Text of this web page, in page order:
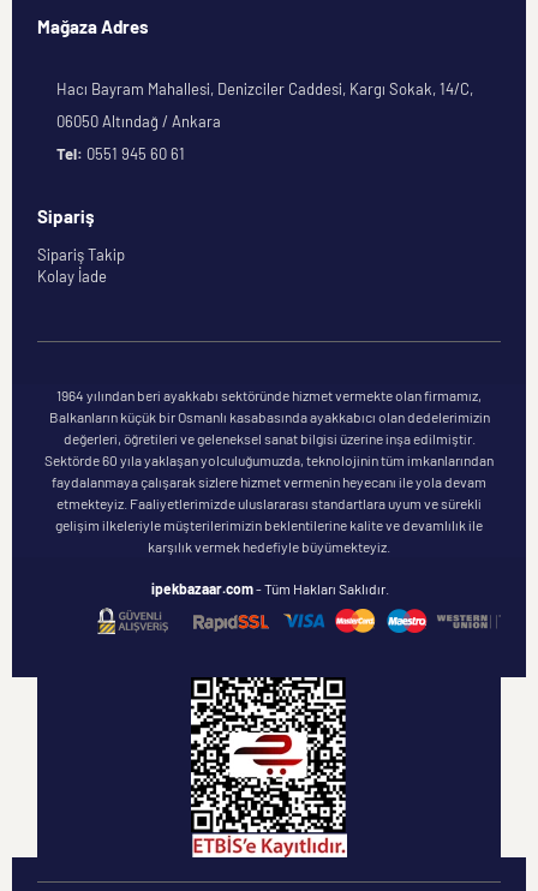
Mağaza Adres
Hacı Bayram Mahallesi, Denizciler Caddesi, Kargı Sokak, 14/C,
06050 Altındağ / Ankara
Tel: 0551 945 60 61
Sipariş
Sipariş Takip
Kolay İade
1964 yılından beri ayakkabı sektöründe hizmet vermekte olan firmamız,
Balkanların küçük bir Osmanlı kasabasında ayakkabıcı olan dedelerimizin
değerleri, öğretileri ve geleneksel sanat bilgisi üzerine inşa edilmiştir.
Sektörde 60 yıla yaklaşan yolculuğumuzda, teknolojinin tüm imkanlarından
faydalanmaya çalışarak sizlere hizmet vermenin heyecanı ile yola devam
etmekteyiz. Faaliyetlerimizde uluslararası standartlara uyum ve sürekli
gelişim ilkeleriyle müşterilerimizin beklentilerine kalite ve devamlılık ile
karşılık vermek hedefiyle büyümekteyiz.
ipekbazaar.com- Tüm Hakları Saklıdır.